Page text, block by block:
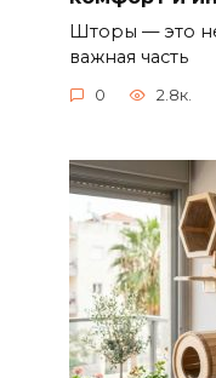
Шторы — это
важная часть
0 2.8к.